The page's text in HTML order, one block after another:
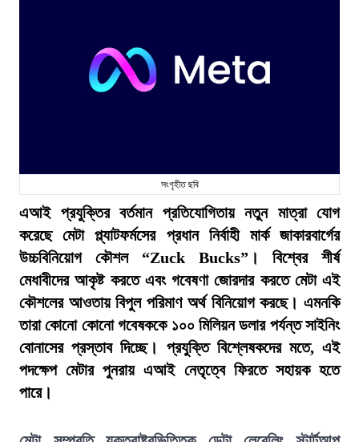
সংগৃহীত ছবি
এআই প্রযুক্তির বর্তমান প্রতিযোগিতায় নতুন মাত্রা যোগ
করেছে মেটা প্ল্যাটফর্মসের প্রধান নির্বাহী মার্ক জাকারবার্গের
উচ্চবিনিয়োগ কৌশল “Zuck Bucks”। বিশ্বের শীর্ষ
মেধাবীদের আকৃষ্ট করতে এবং গবেষণা জোরদার করতে মেটা এই
কৌশলের আওতায় বিপুল পরিমাণ অর্থ বিনিয়োগ করছে। এমনকি
তারা কোনো কোনো গবেষককে ১০০ মিলিয়ন ডলার পর্যন্ত সাইনিং
বোনাসের প্রস্তাব দিচ্ছে। প্রযুক্তি বিশ্লেষকদের মতে, এই
পদক্ষেপ মেটার পুনরায় এআই নেতৃত্বে ফিরতে সহায়ক হতে
পারে।